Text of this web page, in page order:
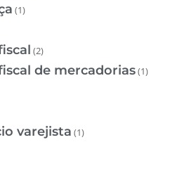
(1)
(2)
de mercadorias(1)
varejista (1)